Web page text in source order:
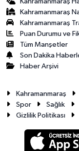
Kahramanmaraş
Kahramanmaraş
Puan Durumu ve
Tüm Manşetler
Son Dakika
Haber Arşivi
Kahramanmaraş
Spor
Sağlık
Gizlilik Politikası